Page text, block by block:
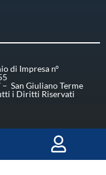
di Impresa n°
San Giuliano Terme
i Diritti Riservati